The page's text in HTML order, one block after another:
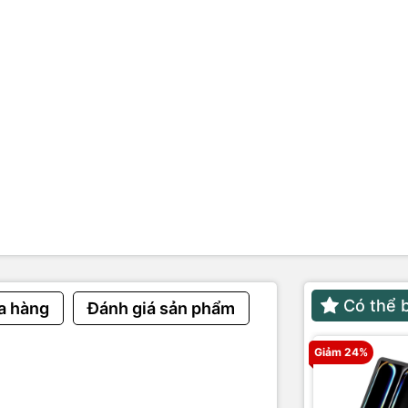
hàng Đánh giá sản phẩm Có thể
Giảm 24%